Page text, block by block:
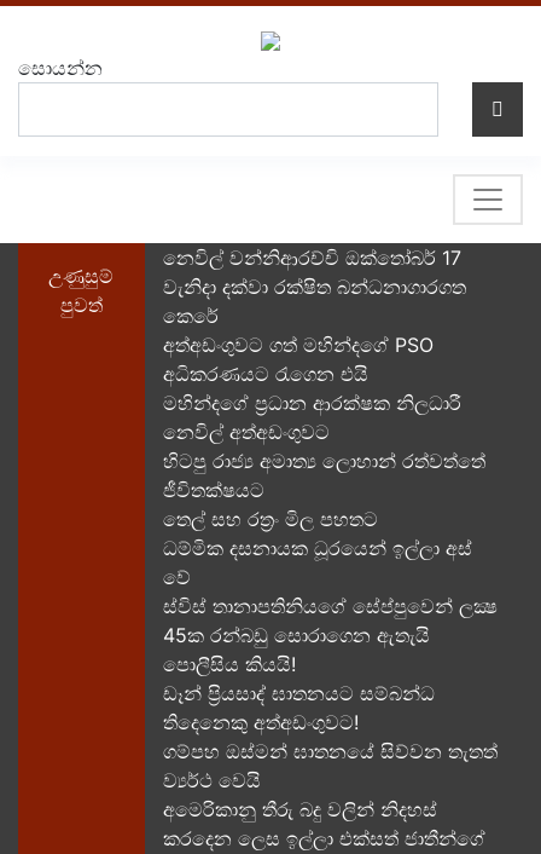
සොයන්න
උණුසුම්
පුවත්
නෙවිල් වන්නිආරච්චි ඔක්තෝබර් 17
වැනිදා දක්වා රක්ෂිත බන්ධනාගාරගත
කෙරේ
අත්අඩංගුවට ගත් මහින්දගේ PSO
අධිකරණයට රැගෙන එයි
මහින්දගේ ප්‍රධාන ආරක්ෂක නිලධාරී
නෙවිල් අත්අඩංගුවට
හිටපු රාජ්‍ය අමාත්‍ය ලොහාන් රත්වත්තේ
ජීවිතක්ෂයට
තෙල් සහ රත්‍රං මිල පහතට
ධම්මික දසනායක ධූරයෙන් ඉල්ලා අස්
වේ
ස්විස් තානාපතිනියගේ සේප්පුවෙන් ලක්‍ෂ
45ක රන්බඩු සොරාගෙන ඇතැයි
පොලීසිය කියයි!
ඩෑන් ප්‍රියසාද් ඝාතනයට සම්බන්ධ
තිදෙනෙකු අත්අඩංගුවට​!
ගම්පහ ඔස්මන් ඝාතනයේ සිව්වන තැතත්
ව්‍යර්ථ වෙයි
අමෙරිකානු තීරු බදු වලින් නිදහස්
කරදෙන ලෙස ඉල්ලා එක්සත් ජාතීන්ගේ